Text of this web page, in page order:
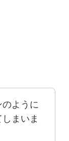
ように
まいま